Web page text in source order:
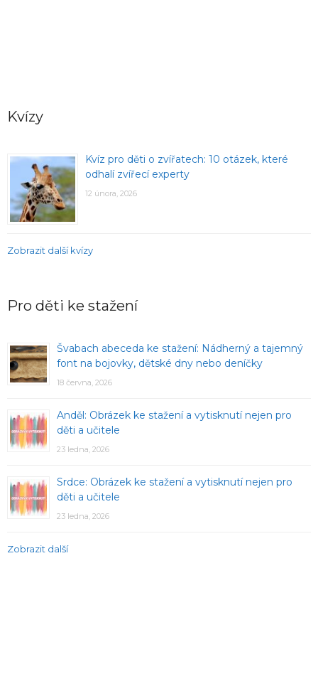
Kvízy
Kvíz pro děti o zvířatech: 10 otázek, které
odhalí zvířecí experty
12 února, 2026
Zobrazit další kvízy
Pro děti ke stažení
Švabach abeceda ke stažení: Nádherný a tajemný
font na bojovky, dětské dny nebo deníčky
18 června, 2026
Anděl: Obrázek ke stažení a vytisknutí nejen pro
děti a učitele
23 ledna, 2026
Srdce: Obrázek ke stažení a vytisknutí nejen pro
děti a učitele
23 ledna, 2026
Zobrazit další